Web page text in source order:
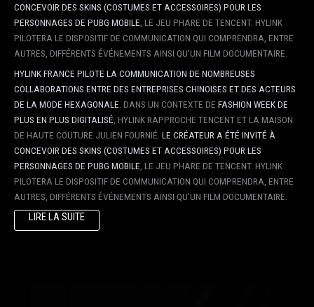
CONCEVOIR DES SKINS (COSTUMES ET ACCESSOIRES) POUR LES
PERSONNAGES DE PUBG MOBILE, LE JEU PHARE DE TENCENT. HYLINK
PILOTERA LE DISPOSITIF DE COMMUNICATION QUI COMPRENDRA, ENTRE
AUTRES, DIFFÉRENTS ÉVÉNEMENTS AINSI QU’UN FILM DOCUMENTAIRE.
HYLINK FRANCE PILOTE LA COMMUNICATION DE NOMBREUSES
COLLABORATIONS ENTRE DES ENTREPRISES CHINOISES ET DES ACTEURS
DE LA MODE HEXAGONALE . DANS UN CONTEXTE DE FASHION WEEK DE
PLUS EN PLUS DIGITALISÉ , HYLINK RAPPROCHE TENCENT ET LA MAISON
DE HAUTE COUTURE JULIEN FOURNIÉ. LE CRÉATEUR A ÉTÉ INVITÉ À
CONCEVOIR DES SKINS (COSTUMES ET ACCESSOIRES) POUR LES
PERSONNAGES DE PUBG MOBILE , LE JEU PHARE DE TENCENT. HYLINK
PILOTERA LE DISPOSITIF DE COMMUNICATION QUI COMPRENDRA, ENTRE
AUTRES, DIFFÉRENTS ÉVÉNEMENTS AINSI QU’UN FILM DOCUMENTAIRE.
LIRE LA SUITE